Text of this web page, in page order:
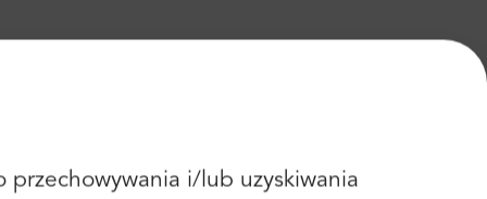
i/lub uzyskiwania